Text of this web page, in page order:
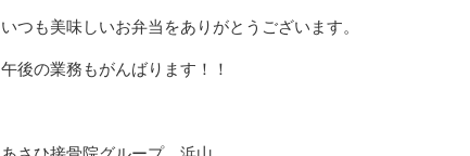
いつも美味しいお弁当をありがとうございます。
午後の業務もがんばります！！